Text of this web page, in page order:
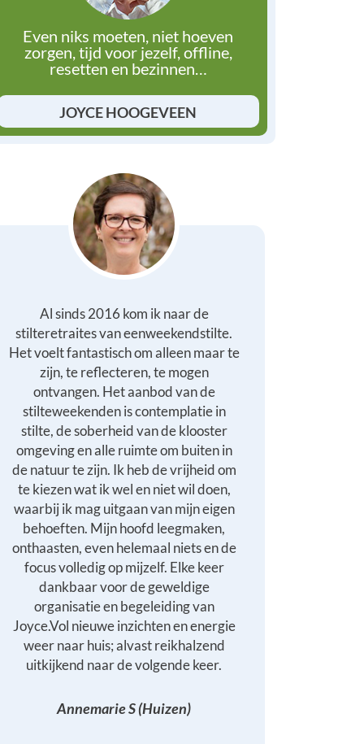
Even niks moeten, niet hoeven
zorgen, tijd voor jezelf, offline,
resetten en bezinnen…
JOYCE HOOGEVEEN
Al sinds 2016 kom ik naar de
stilteretraites van eenweekendstilte.
Het voelt fantastisch om alleen maar te
zijn, te reflecteren, te mogen
ontvangen. Het aanbod van de
stilteweekenden is contemplatie in
stilte, de soberheid van de klooster
omgeving en alle ruimte om buiten in
de natuur te zijn. Ik heb de vrijheid om
te kiezen wat ik wel en niet wil doen,
waarbij ik mag uitgaan van mijn eigen
behoeften. Mijn hoofd leegmaken,
onthaasten, even helemaal niets en de
focus volledig op mijzelf. Elke keer
dankbaar voor de geweldige
organisatie en begeleiding van
Joyce.Vol nieuwe inzichten en energie
weer naar huis; alvast reikhalzend
uitkijkend naar de volgende keer.
Annemarie S (Huizen)